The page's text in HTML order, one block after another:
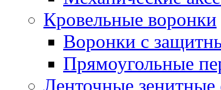
Кровельные воронки
Воронки с
Прямоугольные
Ленточные